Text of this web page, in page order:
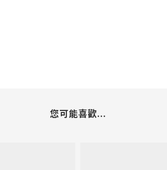
您可能喜歡...